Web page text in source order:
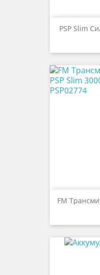
PSP Slim
FM